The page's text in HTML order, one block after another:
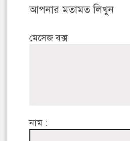
আপনার মতামত লিখুন
মেসেজ বক্স
নাম :